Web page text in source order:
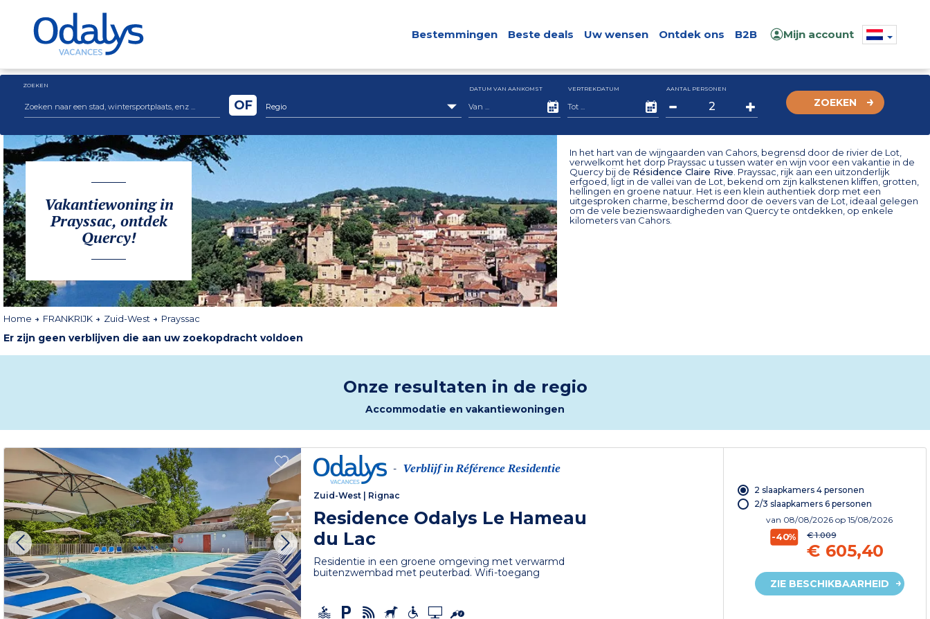
Bestemmingen Beste deals Uw wensen Ontdek ons B2B Mijn account
ZOEKEN
Regio
OF
DATUM VAN AANKOMST VERTREKDATUM AANTAL PERSONEN
ZOEKEN
Vakantiewoning in
Prayssac, ontdek
Quercy!
In het hart van de wijngaarden van Cahors, begrensd door de rivier de Lot,
verwelkomt het dorp Prayssac u tussen water en wijn voor een vakantie in de
Quercy bij de Résidence Claire Rive . Prayssac, rijk aan een uitzonderlijk
erfgoed, ligt in de vallei van de Lot, bekend om zijn kalkstenen kliffen, grotten,
hellingen en groene natuur. Het is een klein authentiek dorp met een
uitgesproken charme, beschermd door de oevers van de Lot, ideaal gelegen
om de vele bezienswaardigheden van Quercy te ontdekken, op enkele
kilometers van Cahors.
Home FRANKRIJK Zuid-West Prayssac
Er zijn geen verblijven die aan uw zoekopdracht voldoen
Onze resultaten in de regio
Accommodatie en vakantiewoningen
- Verblijf in Référence Residentie
Zuid-West Rignac
Residence Odalys Le Hameau
du Lac
Residentie in een groene omgeving met verwarmd
buitenzwembad met peuterbad. Wifi-toegang
2 slaapkamers 4 personen
2/3 slaapkamers 6 personen
van 08/08/2026op 15/08/2026
-40% € 1.009
€ 605,40
ZIE BESCHIKBAARHEID